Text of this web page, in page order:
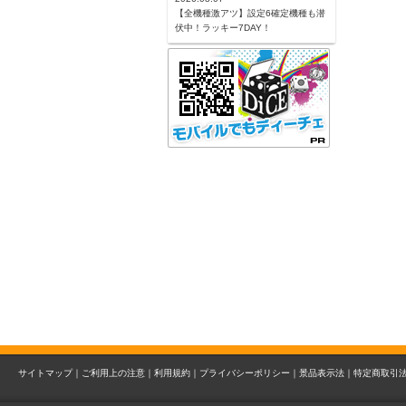
【全機種激アツ】設定6確定機種も潜
伏中！ラッキー7DAY！
サイトマップ｜ ご利用上の注意｜ 利用規約｜ プライバシーポリシー｜ 景品表示法｜ 特定商取引